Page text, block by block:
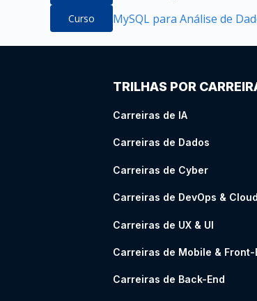
Curso MySQL para Análise de
TRILHAS POR
Carreiras de IA
Carreiras de Dados
Carreiras de Cyber
Carreiras de DevOps & Cloud
Carreiras de UX & UI
Carreiras de Mobile & Front-
Carreiras de Back-End